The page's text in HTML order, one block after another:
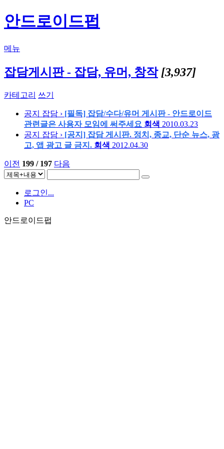
안드로이드펍
메뉴
잡담게시판 - 잡담, 유머, 창작 [3,937]
카테고리 쓰기
공지 잡담 › [필독] 잡담/수다/유머 게시판 - 안드로이드
관련글은 사용자 모임에 써주세요 회색 2010.03.23
공지
잡담 › [공지] 잡담 게시판. 정치, 종교, 단순 뉴스, 광
고, 앱 광고 글 금지. 회색 2012.04.30
이전 199 / 197 다음
로그인...
PC
안드로이드펍